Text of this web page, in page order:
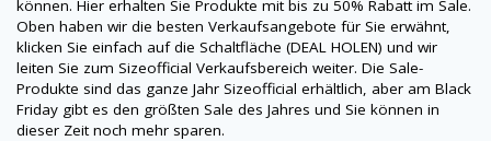
können. Hier erhalten Sie Produkte mit bis zu 50% Rabatt im Sale.
Oben haben wir die besten Verkaufsangebote für Sie erwähnt,
klicken Sie einfach auf die Schaltfläche (DEAL HOLEN) und wir
leiten Sie zum Sizeofficial Verkaufsbereich weiter. Die Sale-
Produkte sind das ganze Jahr Sizeofficial erhältlich, aber am Black
Friday gibt es den größten Sale des Jahres und Sie können in
dieser Zeit noch mehr sparen.